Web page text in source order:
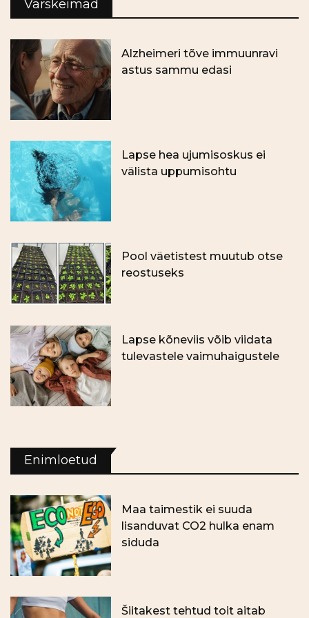
Värskeimad
Alzheimeri tõve immuunravi
astus sammu edasi
Lapse hea ujumisoskus ei
välista uppumisohtu
Pool väetistest muutub otse
reostuseks
Lapse kõneviis võib viidata
tulevastele vaimuhaigustele
Enimloetud
Maa taimestik ei suuda
lisanduvat CO2 hulka enam
siduda
Šiitakest tehtud toit aitab